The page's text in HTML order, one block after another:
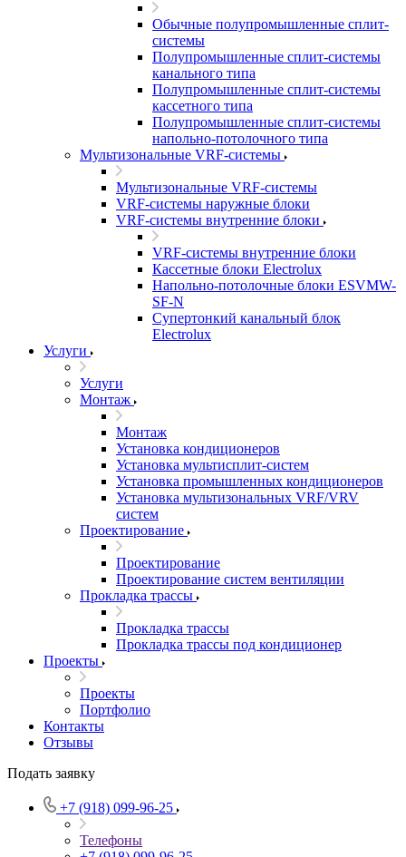
Обычные полупромышленные сплит-
системы
Полупромышленные сплит-системы
канального типа
Полупромышленные сплит-системы
кассетного типа
Полупромышленные сплит-системы
напольно-потолочного типа
Мультизональные VRF-системы
Мультизональные VRF-системы
VRF-системы наружные блоки
VRF-системы внутренние блоки
VRF-системы внутренние блоки
Кассетные блоки Electrolux
Напольно-потолочные блоки ESVMW-
SF-N
Супертонкий канальный блок
Electrolux
Услуги
Услуги
Монтаж
Монтаж
Установка кондиционеров
Установка мультисплит-систем
Установка промышленных кондиционеров
Установка мультизональных VRF/VRV
систем
Проектирование
Проектирование
Проектирование систем вентиляции
Прокладка трассы
Прокладка трассы
Прокладка трассы под кондиционер
Проекты
Проекты
Портфолио
Контакты
Отзывы
Подать заявку
+7 (918) 099-96-25
Телефоны